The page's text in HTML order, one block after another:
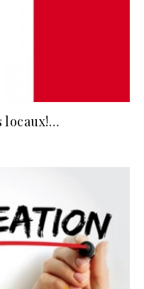
locaux!…